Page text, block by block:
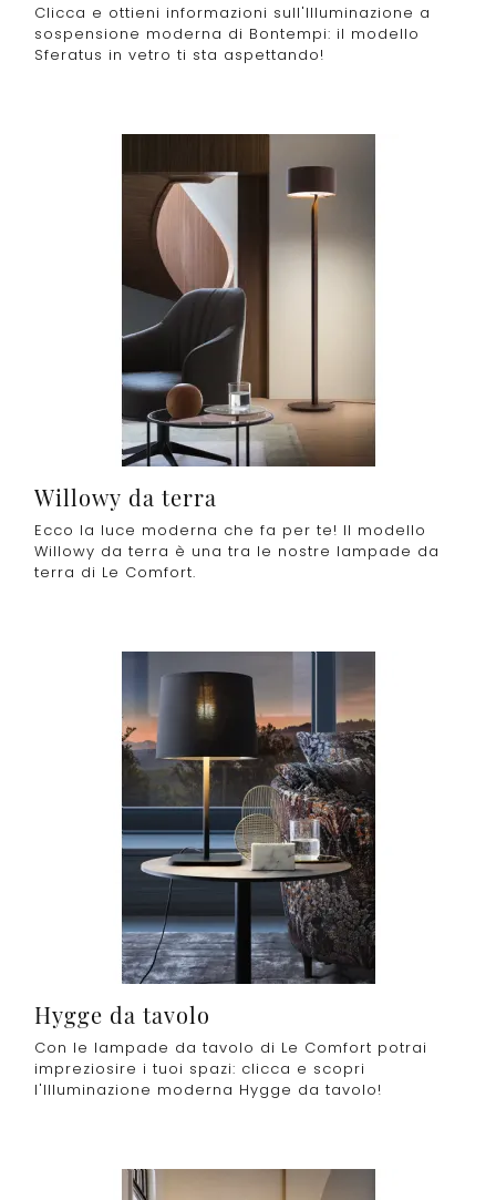
Clicca e ottieni informazioni sull'Illuminazione a
sospensione moderna di Bontempi: il modello
Sferatus in vetro ti sta aspettando!
Willowy da terra
Ecco la luce moderna che fa per te! Il modello
Willowy da terra è una tra le nostre lampade da
terra di Le Comfort.
Hygge da tavolo
Con le lampade da tavolo di Le Comfort potrai
impreziosire i tuoi spazi: clicca e scopri
l'Illuminazione moderna Hygge da tavolo!